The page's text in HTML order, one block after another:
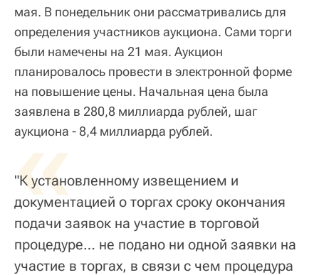
мая. В понедельник они рассматривались для
определения участников аукциона. Сами торги
были намечены на 21 мая. Аукцион
планировалось провести в электронной форме
на повышение цены. Начальная цена была
заявлена в 280,8 миллиарда рублей, шаг
аукциона - 8,4 миллиарда рублей.
«
"К установленному извещением и
документацией о торгах сроку окончания
подачи заявок на участие в торговой
процедуре… не подано ни одной заявки на
участие в торгах, в связи с чем процедура